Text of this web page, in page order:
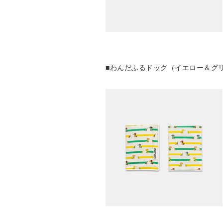
■わんだふるドッグ（イエロー＆グ